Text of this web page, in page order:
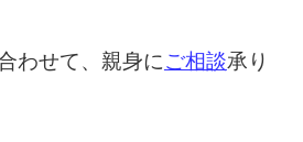
わせて、親身にご相談承り